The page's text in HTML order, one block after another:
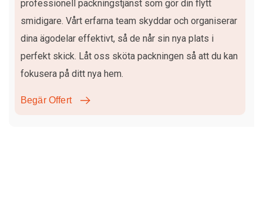
professionell packningstjänst som gör din flytt
smidigare. Vårt erfarna team skyddar och organiserar
dina ägodelar effektivt, så de når sin nya plats i
perfekt skick. Låt oss sköta packningen så att du kan
fokusera på ditt nya hem.
Begär Offert